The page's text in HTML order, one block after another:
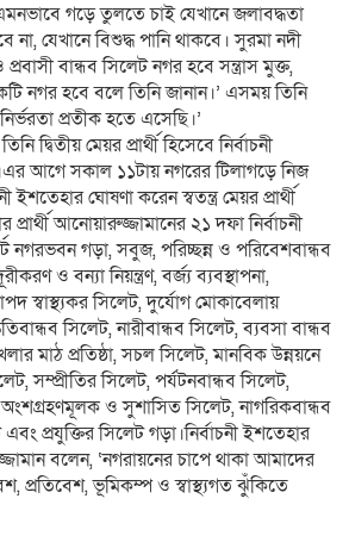
গড়ে তুলতে চাই যেখানে জলাবদ্ধতা
না, যেখানে বিশুদ্ধ পানি থাকবে। সুরমা নদী
বান্ধব সিলেট নগর হবে সন্ত্রাস মুক্ত,
নগর হবে বলে তিনি জানান।’ এসময় তিনি
প্রতীক হতে এসেছি।’
দ্বিতীয় মেয়র প্রার্থী হিসেবে নির্বাচনী
আগে সকাল ১১টায় নগরের টিলাগড়ে নিজ
ইশতেহার ঘোষণা করেন স্বতন্ত্র মেয়র প্রার্থী
আনোয়ারুজ্জামানের ২১ দফা নির্বাচনী
নগরভবন গড়া, সবুজ, পরিচ্ছন্ন ও পরিবেশবান্ধব
ও বন্যা নিয়ন্ত্রণ, বর্জ্য ব্যবস্থাপনা,
স্বাস্থ্যকর সিলেট, দুর্যোগ মোকাবেলায়
সিলেট, নারীবান্ধব সিলেট, ব্যবসা বান্ধব
মাঠ প্রতিষ্ঠা, সচল সিলেট, মানবিক উন্নয়নে
সম্প্রীতির সিলেট, পর্যটনবান্ধব সিলেট,
ও সুশাসিত সিলেট, নাগরিকবান্ধব
প্রযুক্তির সিলেট গড়া।নির্বাচনী ইশতেহার
বলেন, ‘নগরায়নের চাপে থাকা আমাদের
প্রতিবেশ, ভূমিকম্প ও স্বাস্থ্যগত ঝুঁকিতে